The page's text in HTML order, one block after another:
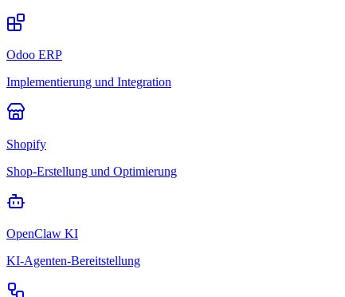
Odoo ERP
Implementierung und Integration
Shopify
Shop-Erstellung und Optimierung
OpenClaw KI
KI-Agenten-Bereitstellung